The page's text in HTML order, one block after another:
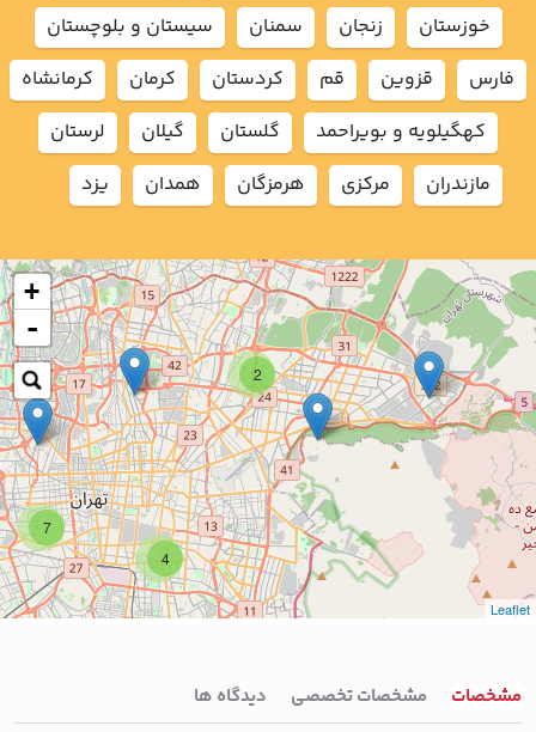
7
2
4
+
-
Leaflet
خوزستان
زنجان سمنان
سيستان و بلوچستان
فارس
قزوين قم كردستان كرمان
كرمانشاه
كهگيلويه و بويراحمد
گلستان گيلان
لرستان
مازندران
مركزي هرمزگان همدان يزد
مشخصات مشخصات تخصصی دیدگاه ها